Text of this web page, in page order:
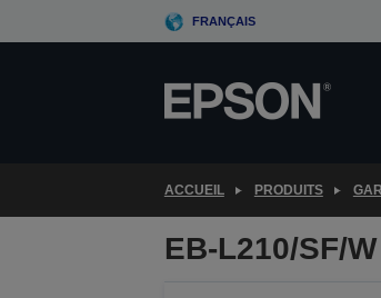
to
FRANÇAIS
ACCUEIL PRODUITS
EB-L210/SF/